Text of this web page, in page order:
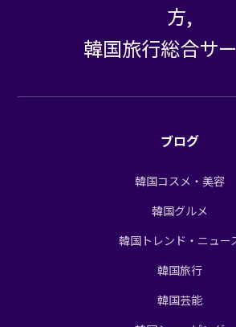
方,
韓国旅行総合サ
ブログ
韓国コスメ・美容
韓国グルメ
韓国トレンド・ニュー
韓国旅行
韓国芸能